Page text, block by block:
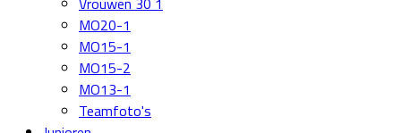
MO20-1
MO15-1
MO15-2
MO13-1
Teamfoto's